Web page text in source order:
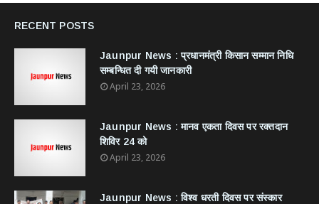
RECENT POSTS
Jaunpur News : ​प्रधानमंत्री किसान सम्मान निधि
सम्बन्धित दी गयी जानकारी
April 23, 2026
Jaunpur News : ​मानव एकता दिवस पर रक्तदान
शिविर 24 को
April 23, 2026
Jaunpur News : विश्व धरती दिवस पर संस्कार